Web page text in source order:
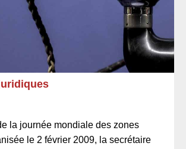
la journée mondiale des zones
le 2 février 2009, la secrétaire